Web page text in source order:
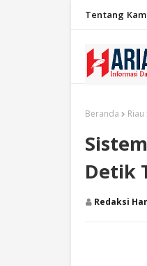
Tentang
Beranda Riau
Detik
Redaksi